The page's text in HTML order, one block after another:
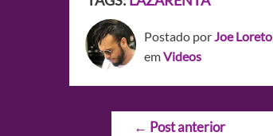
Postado porJoe Loreto
emVideos
Navegação
← Post anterior